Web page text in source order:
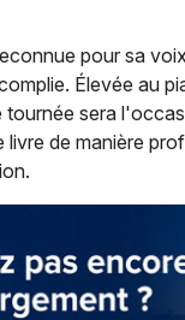
Sorties & loisirs
Chanson
Chanson
Newsletter
Toutes les
pour sa
Élevée au
sera
de manière